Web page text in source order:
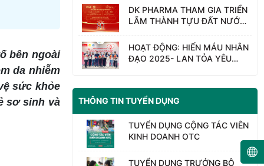
bên ngoài
da nhiễm
sức khỏe
sơ sinh và
NGHỆ AN
DK PHARMA THAM GIA TRIỂN
LÃM THÀNH TỰU ĐẤT NƯỚC-
LẬP- TỰ DO- HẠNH PHÚC
HOẠT ĐỘNG: HIẾN MÁU NHÂN
ĐẠO 2025- LAN TỎA YÊU
THÔNG TIN TUYỂN DỤNG
TUYỂN DỤNG CỘNG TÁC VIÊN
KINH DOANH OTC
TUYỂN DỤNG TRƯỞNG BỘ